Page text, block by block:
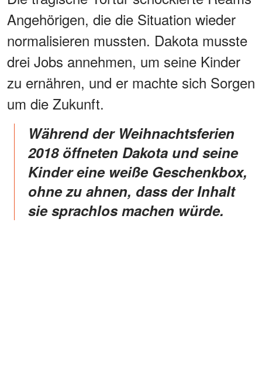
Angehörigen, die die Situation wieder
normalisieren mussten. Dakota musste
drei Jobs annehmen, um seine Kinder
zu ernähren, und er machte sich Sorgen
um die Zukunft.
Während der Weihnachtsferien
2018 öffneten Dakota und seine
Kinder eine weiße Geschenkbox,
ohne zu ahnen, dass der Inhalt
sie sprachlos machen würde.